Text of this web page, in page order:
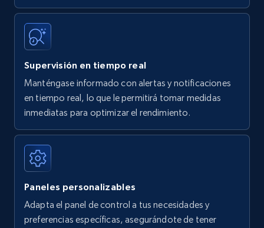
price, Currency, Availability, Reviews count, and
35.3K+
Amazon Reviews
URL, Product name, Product rating, Product
Author name, Asin, and more.
7.4K+ 872+
Supervisión en tiempo real
Manténgase informado con alertas y notificaciones
en tiempo real, lo que le permitirá tomar medidas
inmediatas para optimizar el rendimiento.
Paneles personalizables
Adapta el panel de control a tus necesidades y
preferencias específicas, asegurándote de tener